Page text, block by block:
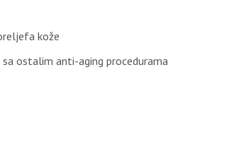
kože
ostalim anti-aging procedurama